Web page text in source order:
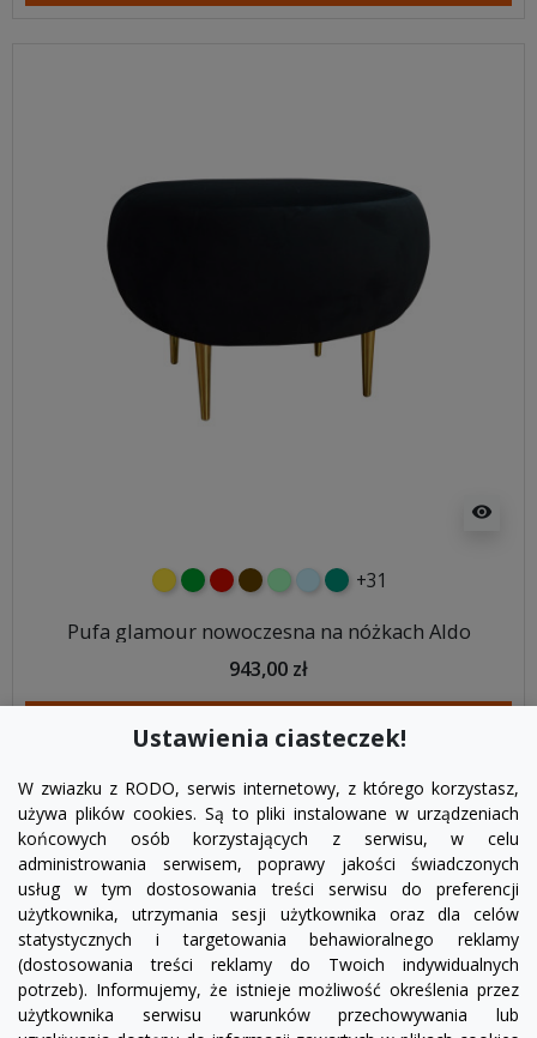
visibility
żółtyzielonyczerwony
czekoladowy
miętowybłękitny
turkusowy
+31
Pufa glamour nowoczesna na nóżkach Aldo
943,00 zł
FacebookYouTubePinterest
Ustawienia ciasteczek!
W zwiazku z RODO, serwis internetowy, z którego korzystasz,
używa plików cookies. Są to pliki instalowane w urządzeniach
końcowych osób korzystających z serwisu, w celu
administrowania serwisem, poprawy jakości świadczonych
usług w tym dostosowania treści serwisu do preferencji
użytkownika, utrzymania sesji użytkownika oraz dla celów
statystycznych i targetowania behawioralnego reklamy
(dostosowania treści reklamy do Twoich indywidualnych
potrzeb). Informujemy, że istnieje możliwość określenia przez
użytkownika serwisu warunków przechowywania lub